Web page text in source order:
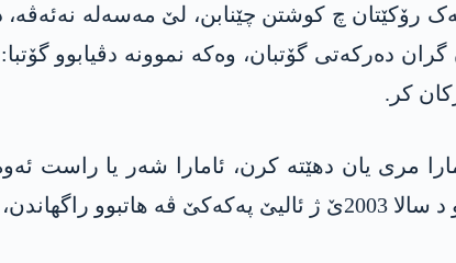
رۆکێتان چ کوشتن چێنابن، لێ مەسەلە نەئەڤە،
کر.
مری یان دهێته‌ کرن، ئامارا شەر یا راست
دەولەتا ترک دا یە.